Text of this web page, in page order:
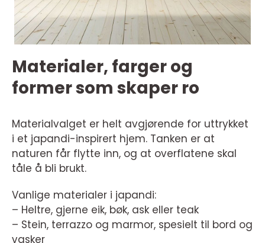
Materialer, farger og
former som skaper ro
Materialvalget er helt avgjørende for uttrykket
i et japandi-inspirert hjem. Tanken er at
naturen får flytte inn, og at overflatene skal
tåle å bli brukt.
Vanlige materialer i japandi:
– Heltre, gjerne eik, bøk, ask eller teak
– Stein, terrazzo og marmor, spesielt til bord og
vasker